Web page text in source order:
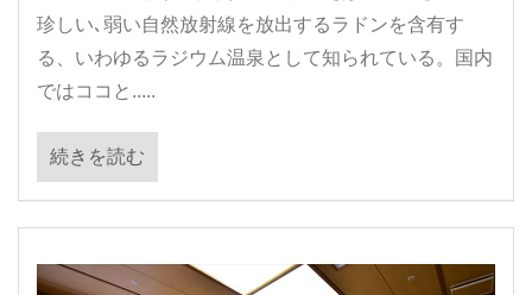
珍しい､弱い自然放射線を放出するラドンを含有す
る、いわゆるラジウム温泉として知られている。国内
ではココと.....
続きを読む